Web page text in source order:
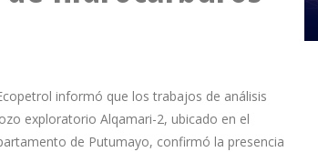
informó que los trabajos de análisis
exploratorio Alqamari-2, ubicado en el
de Putumayo, confirmó la presencia